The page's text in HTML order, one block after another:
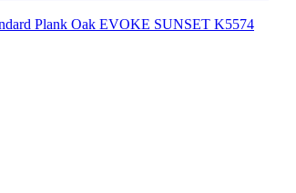
Plank Oak EVOKE SUNSET K5574